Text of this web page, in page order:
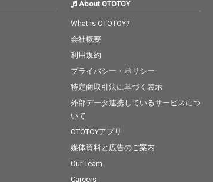
About OTOTOY
What is OTOTOY?
会社概要
利用規約
プライバシー・ポリシー
特定商取引法に基づく表示
外部データ連携しているサービスにつ
いて
OTOTOYアプリ
媒体資料と広告のご案内
Our Team
Careers